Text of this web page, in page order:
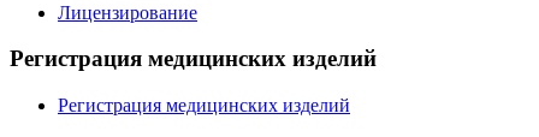
Лицензирование
Регистрация медицинских изделий
Регистрация медицинских изделий